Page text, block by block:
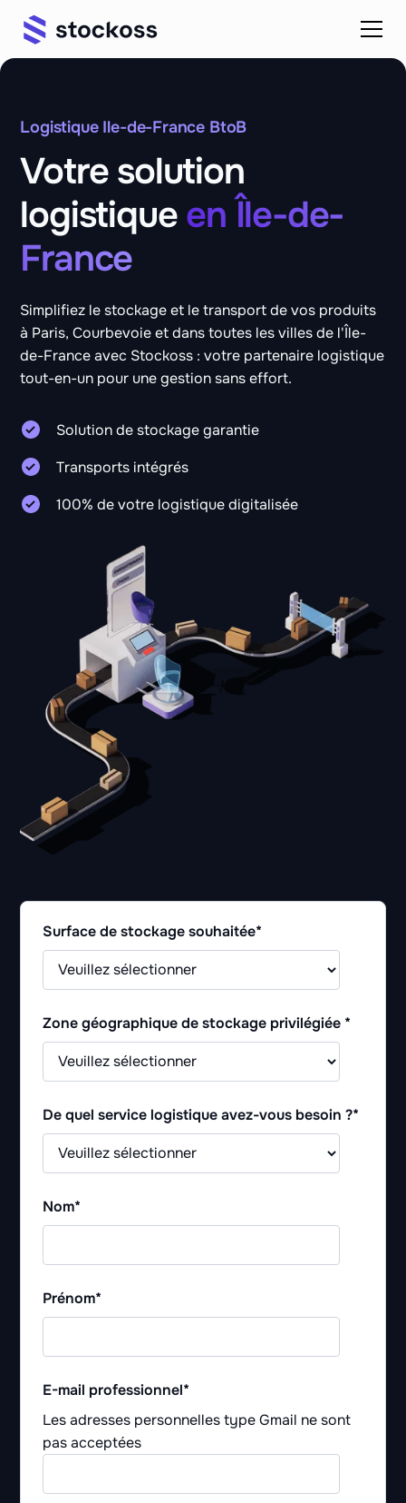
Logistique Ile-de-France BtoB
Votre solution
logistiqueen Île-de-
France
Simplifiez le stockage et le transport de vos produits
à Paris, Courbevoie et dans toutes les villes de l'Île-
de-France avec Stockoss : votre partenaire logistique
tout-en-un pour une gestion sans effort.
Solution de stockage garantie
Transports intégrés
100% de votre logistique digitalisée
Surface de stockage souhaitée*
Zone géographique de stockage privilégiée *
De quel service logistique avez-vous besoin ?*
Nom*
Prénom*
E-mail professionnel*
Les adresses personnelles type Gmail ne sont
pas acceptées